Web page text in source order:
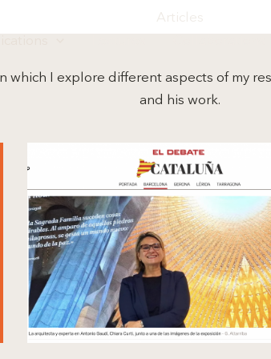
Articles
which I explore different aspects of my
and his work.